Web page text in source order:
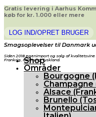
Gratis levering i Aarhus
køb for kr. 1.000 eller mere
LOG IND/OPRET BRUGER
Smagsoplevelser til Danmark
Siden 2018 egenimport og salg af
Frankrig, Italien og Tyskland.
Shop
Områder
Bourgogne
Champagne
Alsace
Brunello